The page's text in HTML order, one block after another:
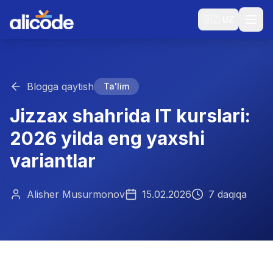
Blogga qaytish Ta'lim
Jizzax shahrida IT kurslari:
2026 yilda eng yaxshi
variantlar
Alisher Musurmonov 15.02.2026 7 daqiqa